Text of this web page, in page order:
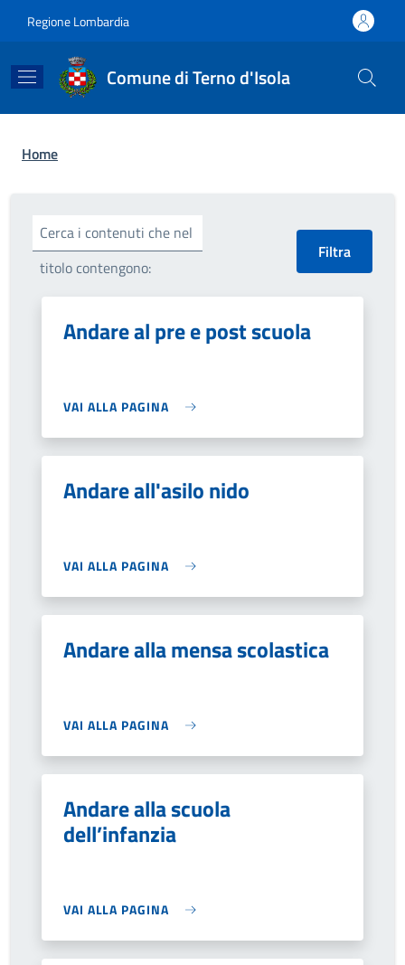
Regione Lombardia
Comune di Terno d'Isola
Briciole di pane
Home
Cerca i contenuti che nel
titolo contengono:
Andare al pre e post scuola
VAI ALLA PAGINA
Andare all'asilo nido
VAI ALLA PAGINA
Andare alla mensa scolastica
VAI ALLA PAGINA
Andare alla scuola
dell’infanzia
VAI ALLA PAGINA